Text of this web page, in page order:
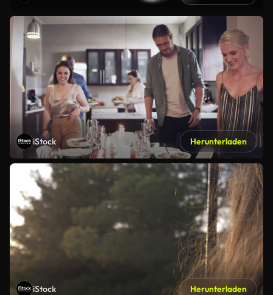
iStock Herunterladen
iStock Herunterladen